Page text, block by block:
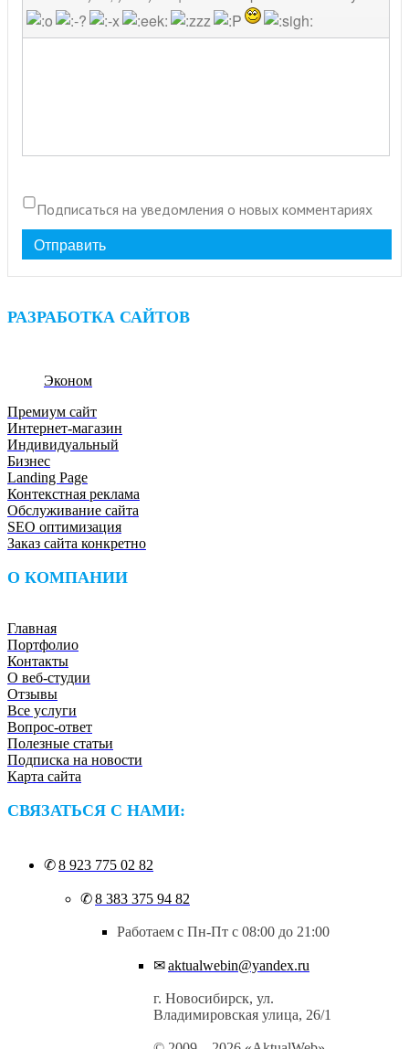
Подписаться на уведомления о новых комментариях
Отправить
РАЗРАБОТКА САЙТОВ
Эконом
Премиум сайт
Интернет-магазин
Индивидуальный
Бизнес
Landing Page
Контекстная реклама
Обслуживание сайта
SEO оптимизация
Заказ сайта конкретно
О КОМПАНИИ
Главная
Портфолио
Контакты
О веб-студии
Отзывы
Все услуги
Вопрос-ответ
Полезные статьи
Подписка на новости
Карта сайта
СВЯЗАТЬСЯ С НАМИ:
✆8 923 775 02 82
✆8 383 375 94 82
Работаемс Пн-Пт с 08:00 до 21:00
✉aktualwebin@yandex.ru
г. Новосибирск, ул.
Владимировская улица, 26/1
✅🔥🤝